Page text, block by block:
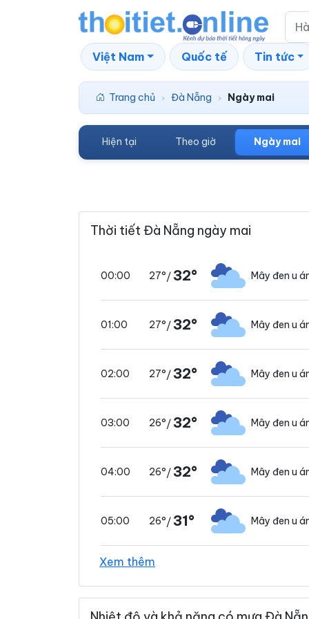
Việt Nam Quốc tế Tin tức
Trang chủ › Đà Nẵng › Ngày mai
Hiện tại Theo giờ Ngày mai
Thời tiết Đà Nẵng ngày mai
00:00 27°/32° Mây đen u
01:00 27°/32° Mây đen u
02:00 27°/32° Mây đen u
03:00 26°/32° Mây đen u
04:00 26°/32° Mây đen u
05:00 26°/31° Mây đen u
06:00 26°
Xem thêm